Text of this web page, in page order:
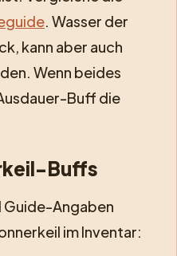
. Wasser der
kann aber auch
Wenn beides
Buff die
Buffs
Guide-Angaben
im Inventar: